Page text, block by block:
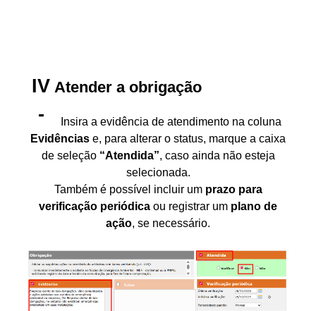
Atender a obrigação
Insira a evidência de atendimento na coluna
Evidências e, para alterar o status, marque a caixa
de seleção “Atendida”, caso ainda não esteja
selecionada.
Também é possível incluir um prazo para
verificação periódica ou registrar um plano de
ação, se necessário.